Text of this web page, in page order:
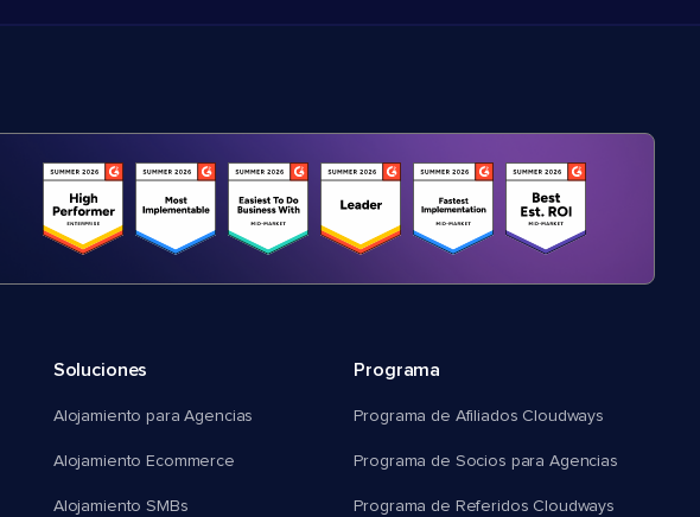
Soluciones
Alojamiento para Agencias
Alojamiento Ecommerce
Alojamiento SMBs
Programa
Programa de Afiliados Cloudways
Programa de Socios para Agencias
Programa de Referidos Cloudways